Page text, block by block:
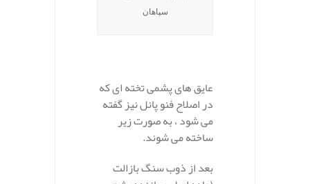
سپاهان
عایق های پشمی تخته ای که
در اصلاح فنو پانل نیز گفته
می شود ، به صورت زیر
ساخته می شوند.
بعد از ذوب سنگ بازالت